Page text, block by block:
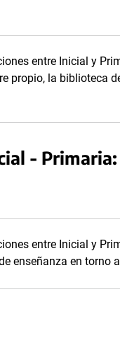
entre Inicial y
propio, la biblioteca
-
entre Inicial y
enseñanza en torno